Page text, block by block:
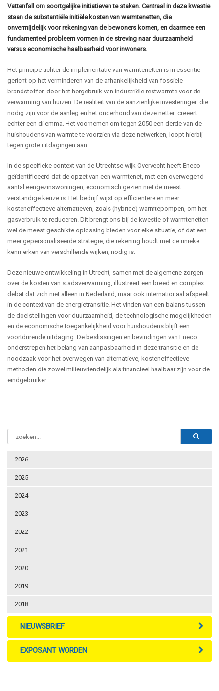
2026
2025
2024
2023
2022
2021
2020
2019
2018
NIEUWSBRIEF
EXPOSANT WORDEN
Vattenfall om soortgelijke initiatieven te staken. Centraal in deze kwestie
staan de substantiële initiële kosten van warmtenetten, die
onvermijdelijk voor rekening van de bewoners komen, en daarmee een
fundamenteel probleem vormen in de streving naar duurzaamheid
versus economische haalbaarheid voor inwoners.
Het principe achter de implementatie van warmtenetten is in essentie
gericht op het verminderen van de afhankelijkheid van fossiele
brandstoffen door het hergebruik van industriële restwarmte voor de
verwarming van huizen. De realiteit van de aanzienlijke investeringen die
nodig zijn voor de aanleg en het onderhoud van deze netten creëert
echter een dilemma. Het voornemen om tegen 2050 een derde van de
huishoudens van warmte te voorzien via deze netwerken, loopt hierbij
tegen grote uitdagingen aan.
In de specifieke context van de Utrechtse wijk Overvecht heeft Eneco
geïdentificeerd dat de opzet van een warmtenet, met een overwegend
aantal eengezinswoningen, economisch gezien niet de meest
verstandige keuze is. Het bedrijf wijst op efficiëntere en meer
kosteneffectieve alternatieven, zoals (hybride) warmtepompen, om het
gasverbruik te reduceren. Dit brengt ons bij de kwestie of warmtenetten
wel de meest geschikte oplossing bieden voor elke situatie, of dat een
meer gepersonaliseerde strategie, die rekening houdt met de unieke
kenmerken van verschillende wijken, nodig is.
Deze nieuwe ontwikkeling in Utrecht, samen met de algemene zorgen
over de kosten van stadsverwarming, illustreert een breed en complex
debat dat zich niet alleen in Nederland, maar ook internationaal afspeelt
in de context van de energietransitie. Het vinden van een balans tussen
de doelstellingen voor duurzaamheid, de technologische mogelijkheden
en de economische toegankelijkheid voor huishoudens blijft een
voortdurende uitdaging. De beslissingen en bevindingen van Eneco
onderstrepen het belang van aanpasbaarheid in deze transitie en de
noodzaak voor het overwegen van alternatieve, kosteneffectieve
methoden die zowel milieuvriendelijk als financieel haalbaar zijn voor de
eindgebruiker.